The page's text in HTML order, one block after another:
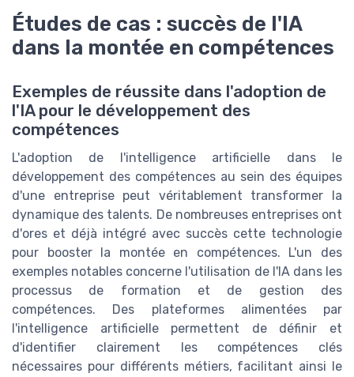
Études de cas : succès de l'IA
dans la montée en compétences
Exemples de réussite dans l'adoption de
l'IA pour le développement des
compétences
L'adoption de l'intelligence artificielle dans le
développement des compétences au sein des équipes
d'une entreprise peut véritablement transformer la
dynamique des talents. De nombreuses entreprises ont
d'ores et déjà intégré avec succès cette technologie
pour booster la montée en compétences. L'un des
exemples notables concerne l'utilisation de l'IA dans les
processus de formation et de gestion des
compétences. Des plateformes alimentées par
l'intelligence artificielle permettent de définir et
d'identifier clairement les compétences clés
nécessaires pour différents métiers, facilitant ainsi le